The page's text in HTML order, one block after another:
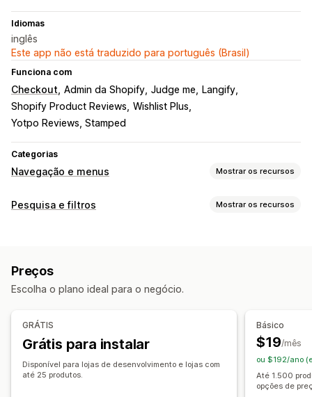
Idiomas
inglês
Este app não está traduzido para português (Brasil)
Funciona com
Checkout Admin da Shopify Judge me
Langify
Shopify Product Reviews Wishlist Plus
Yotpo Reviews, Stamped
Categorias
Navegação e menus Mostrar os recursos
Estilo do menu
Rolagem infinita
Personalização
Em vários idiomas
Responsividade para dispositivos móveis
Análises
Pesquisa e filtros Mostrar os recursos
Grupos de sinônimos
Palavras de parada
Sugestões de pesquisa
Pesquisa personalizada
Classificação personalizada
Barra de pesquisa
Excluir resultados
Personalização de exibição
Preços
Escolha o plano ideal para o negócio.
GRÁTIS
Grátis para instalar
Disponível para lojas de desenvolvimento e lojas com
até 25 produtos.
Básico
$19/mês
ou $192/ano
Até 1.500
opções de